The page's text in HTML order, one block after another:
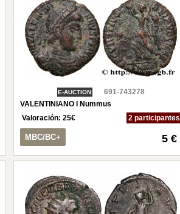
E-AUCTION
691-743278
VALENTINIANO I Nummus
Valoración:25€ 2 participantes
MBC/BC+ 5 €